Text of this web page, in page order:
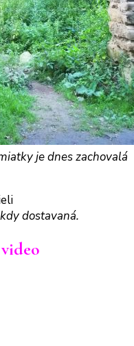
je dnes zachovalá
dostavaná.